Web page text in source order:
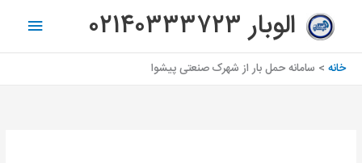
محتوا
الوبار ۰۲۱۴۰۳۳۳۷۲۳
اصلی
خانه سامانه حمل بار از شهرک صنعتی پیشوا